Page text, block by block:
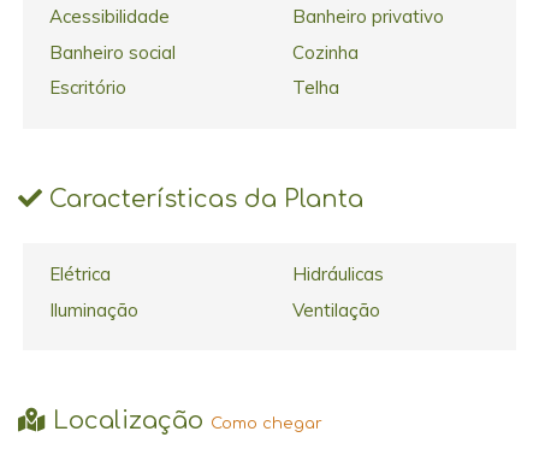
Acessibilidade
Banheiro privativo
Banheiro social
Cozinha
Escritório
Telha
Características da Planta
Elétrica
Hidráulicas
Iluminação
Ventilação
Localização Como chegar